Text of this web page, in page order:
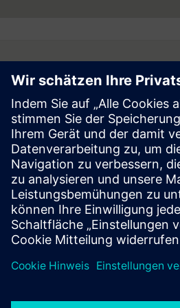
Follow
Press | Company | Siemens
© Siemens 1996 – 2026
Corporate Information
Privacy Notice
Cookie Notice